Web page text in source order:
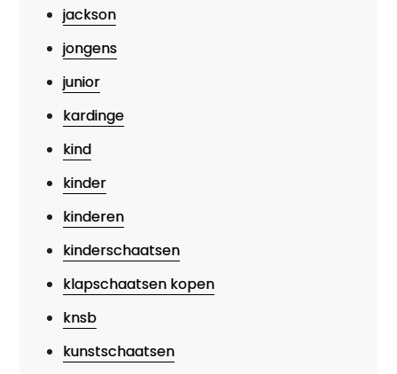
jackson
jongens
junior
kardinge
kind
kinder
kinderen
kinderschaatsen
klapschaatsen kopen
knsb
kunstschaatsen